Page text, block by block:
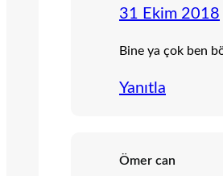
31 Ekim 2018
Bine ya çok ben
Yanıtla
Ömer can